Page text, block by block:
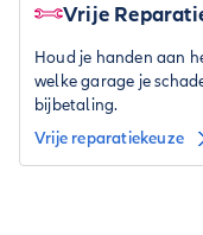
Vrije
Houd je handen aan
welke garage je
bijbetaling.
Vrije reparatiekeuze